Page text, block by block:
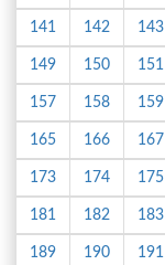
141 142 143
149 150 151
157 158 159
165 166 167
173 174 175
181 182 183
189 190 191